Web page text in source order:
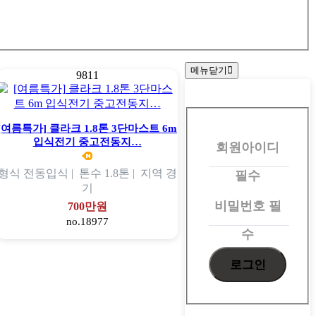
9811
름특가] 클라크 1.8톤 3단마스트 6m
입식전기 중고전동지…
식 전동입식 | 톤수 1.8톤 | 지역 경
기
700만원
no.18977
메뉴닫기
회
회원아이디
필수
비밀번호필
수